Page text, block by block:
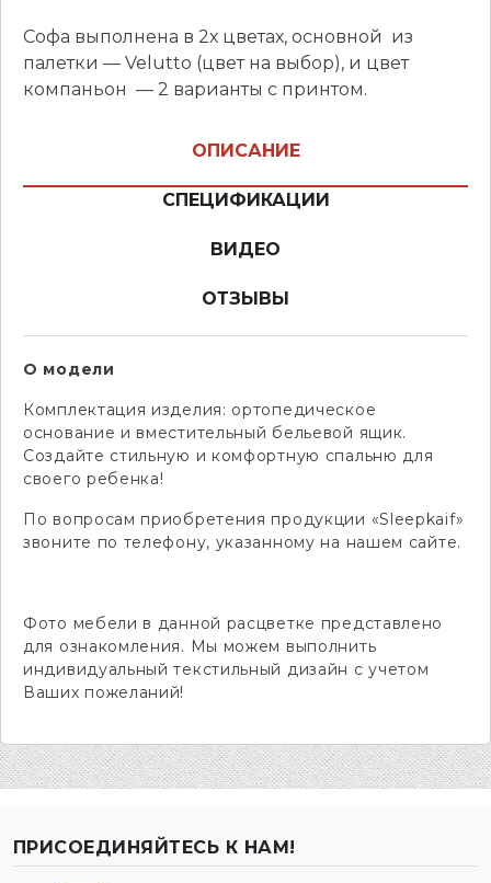
Софа выполнена в 2х цветах, основной из
палетки — Velutto (цвет на выбор), и цвет
компаньон — 2 варианты с принтом.
ОПИСАНИЕ
СПЕЦИФИКАЦИИ
ВИДЕО
ОТЗЫВЫ
О модели
Комплектация изделия: ортопедическое
основание и вместительный бельевой ящик.
Создайте стильную и комфортную спальню для
своего ребенка!
По вопросам приобретения продукции «Sleepkaif»
звоните по телефону, указанному на нашем сайте.
Фото мебели в данной расцветке представлено
для ознакомления. Мы можем выполнить
индивидуальный текстильный дизайн с учетом
Ваших пожеланий!
ПРИСОЕДИНЯЙТЕСЬ К НАМ!